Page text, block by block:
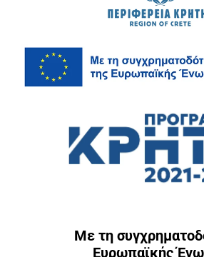
Με τη
Ευρωπαϊκής